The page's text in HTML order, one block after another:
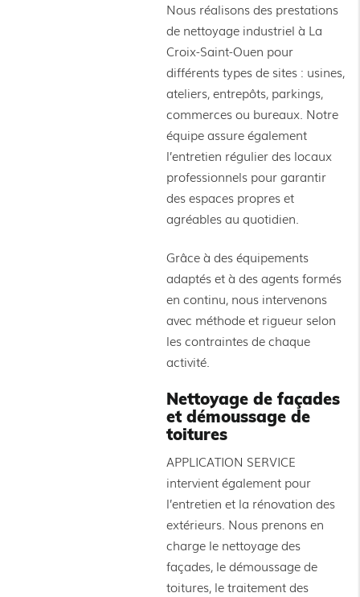
Nous réalisons des prestations
de nettoyage industriel à La
Croix-Saint-Ouen pour
différents types de sites : usines,
ateliers, entrepôts, parkings,
commerces ou bureaux. Notre
équipe assure également
l’entretien régulier des locaux
professionnels pour garantir
des espaces propres et
agréables au quotidien.
Grâce à des équipements
adaptés et à des agents formés
en continu, nous intervenons
avec méthode et rigueur selon
les contraintes de chaque
activité.
Nettoyage de façades
et démoussage de
toitures
APPLICATION SERVICE
intervient également pour
l’entretien et la rénovation des
extérieurs. Nous prenons en
charge le nettoyage des
façades, le démoussage de
toitures, le traitement des